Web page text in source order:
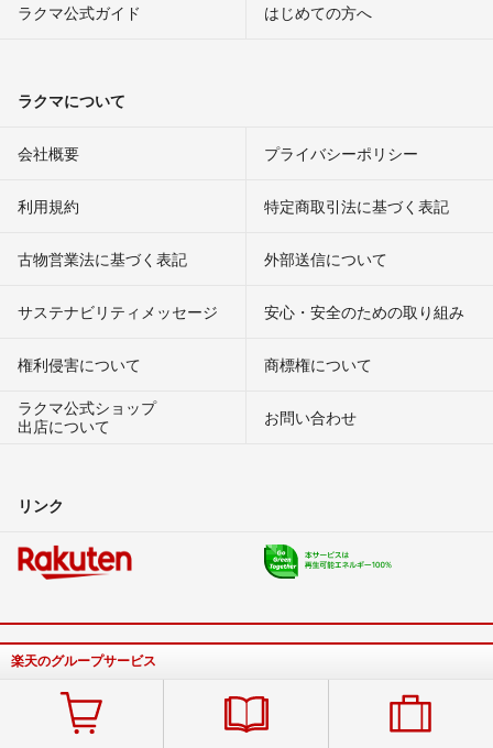
ラクマ公式ガイド はじめての方へ
ラクマについて
会社概要 プライバシーポリシー
利用規約 特定商取引法に基づく表記
古物営業法に基づく表記 外部送信について
サステナビリティメッセージ 安心・安全のための取り組み
権利侵害について
商標権について
ラクマ公式ショップ
出店について
お問い合わせ
リンク
楽天のグループサービス